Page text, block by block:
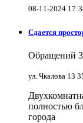
08-11-2024
Сдается
Обращений
ул. Чкалова 13
полностью
города